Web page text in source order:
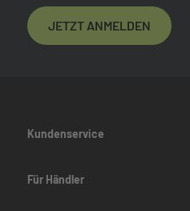
JETZT ANMELDEN
Kundenservice
Für Händler